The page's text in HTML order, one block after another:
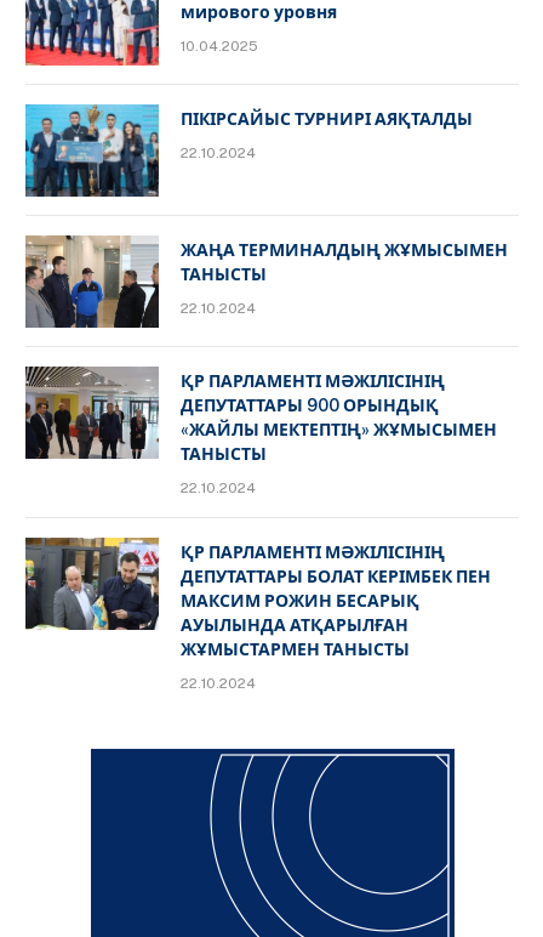
мирового уровня
10.04.2025
ПІКІРСАЙЫС ТУРНИРІ АЯҚТАЛДЫ
22.10.2024
ЖАҢА ТЕРМИНАЛДЫҢ ЖҰМЫСЫМЕН
ТАНЫСТЫ
22.10.2024
ҚР ПАРЛАМЕНТІ МӘЖІЛІСІНІҢ
ДЕПУТАТТАРЫ 900 ОРЫНДЫҚ
«ЖАЙЛЫ МЕКТЕПТІҢ» ЖҰМЫСЫМЕН
ТАНЫСТЫ
22.10.2024
ҚР ПАРЛАМЕНТІ МӘЖІЛІСІНІҢ
ДЕПУТАТТАРЫ БОЛАТ КЕРІМБЕК ПЕН
МАКСИМ РОЖИН БЕСАРЫҚ
АУЫЛЫНДА АТҚАРЫЛҒАН
ЖҰМЫСТАРМЕН ТАНЫСТЫ
22.10.2024